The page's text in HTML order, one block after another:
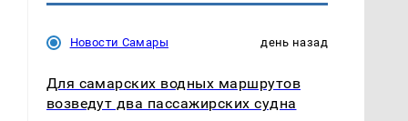
Новости Самары день назад
Для самарских водных маршрутов
возведут два пассажирских судна